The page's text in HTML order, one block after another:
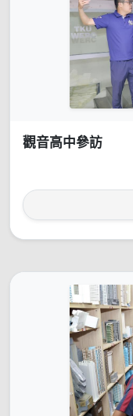
觀音高中參訪